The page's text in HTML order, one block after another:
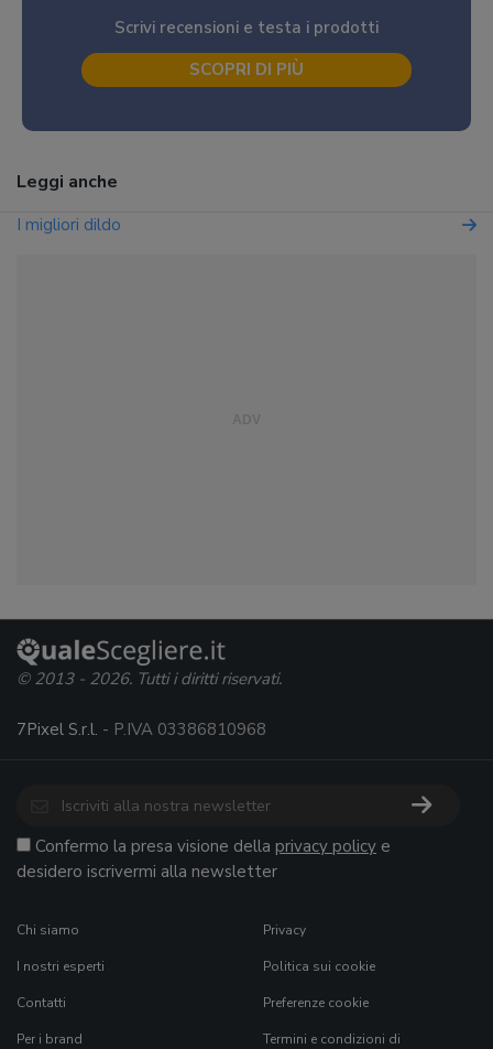
Scrivi recensioni e testa i prodotti
SCOPRI DI PIÙ
Leggi anche
I migliori dildo
© 2013 - 2026. Tutti i diritti riservati.
7Pixel S.r.l. - P.IVA 03386810968
Confermo la presa visione della privacy policy e
desidero iscrivermi alla newsletter
Chi siamo
I nostri esperti
Contatti
Per i brand
Privacy
Politica sui cookie
Preferenze cookie
Termini e condizioni di